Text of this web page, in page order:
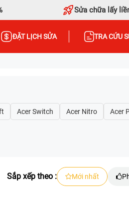
Sửa chữa lấy
ĐẶT LỊCH SỬA TRA CỨU
Acer Switch Acer Nitro Acer
Sắp xếp theo : Mới nhất